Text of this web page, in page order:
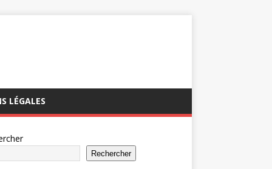
LÉGALES
Rechercher